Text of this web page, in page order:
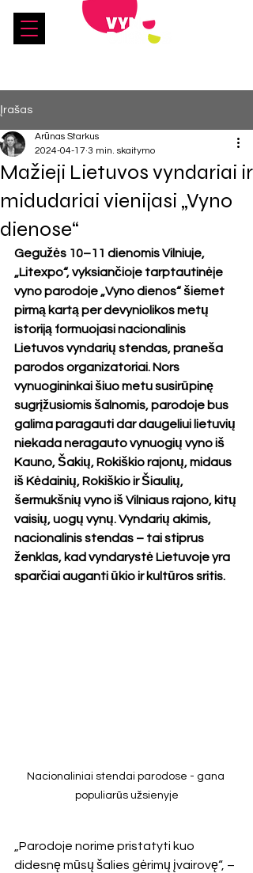
Įrašas
Mažieji Lietuvos vyndariai ir
midudariai vienijasi „Vyno
dienose“
Arūnas Starkus
2024-04-17 3 min. skaitymo
Gegužės 10–11 dienomis Vilniuje,
„Litexpo“, vyksiančioje tarptautinėje
vyno parodoje „Vyno dienos“ šiemet
pirmą kartą per devyniolikos metų
istoriją formuojasi nacionalinis
Lietuvos vyndarių stendas, praneša
parodos organizatoriai. Nors
vynuogininkai šiuo metu susirūpinę
sugrįžusiomis šalnomis, parodoje bus
galima paragauti dar daugeliui lietuvių
niekada neragauto vynuogių vyno iš
Kauno, Šakių, Rokiškio rajonų, midaus
iš Kėdainių, Rokiškio ir Šiaulių,
šermukšnių vyno iš Vilniaus rajono, kitų
vaisių, uogų vynų. Vyndarių akimis,
nacionalinis stendas – tai stiprus
ženklas, kad vyndarystė Lietuvoje yra
sparčiai auganti ūkio ir kultūros sritis.
Nacionaliniai stendai parodose - gana
populiarūs užsienyje
„Parodoje norime pristatyti kuo
didesnę mūsų šalies gėrimų įvairovę“, –